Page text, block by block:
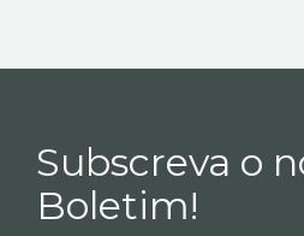
Subscreva o
Boletim!